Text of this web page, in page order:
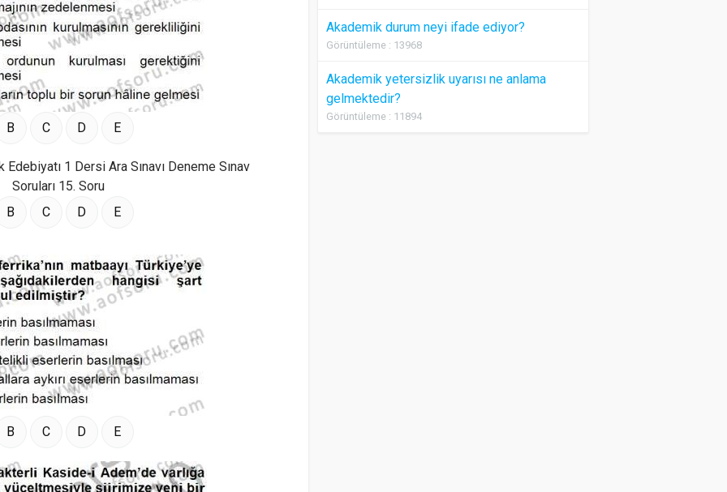
B C D E
B C D E
B C D E
Akademik durum neyi ifade ediyor?
Görüntüleme : 13968
Akademik yetersizlik uyarısı ne anlama
gelmektedir?
Görüntüleme : 11894